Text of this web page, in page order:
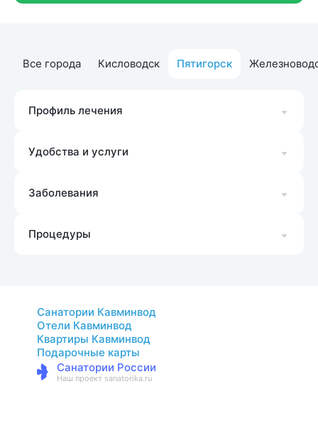
Все города Кисловодск Пятигорск
Профиль лечения
Удобства и услуги
Заболевания
Процедуры
Санатории Кавминвод
Отели Кавминвод
Квартиры Кавминвод
Подарочные карты
Санатории России
Наш проект sanatorika.ru